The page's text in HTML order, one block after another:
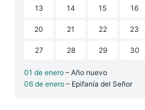
13 14 15 16
20 21 22 23
27 28 29 30
01 de enero – Año nuevo
06 de enero – Epifanía del Señor